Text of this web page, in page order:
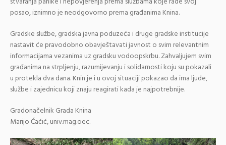
posao, iznimno je neodgovorno prema građanima Knina.
Gradske službe, gradska javna poduzeća i druge gradske institucije
nastavit će pravodobno obavještavati javnost o svim relevantnim
informacijama vezanima uz gradsku vodoopskrbu. Zahvaljujem svim
građanima na strpljenju, razumijevanju i solidarnosti koju su pokazali
u protekla dva dana. Knin je i u ovoj situaciji pokazao da ima ljude,
službe i zajednicu koji znaju reagirati kada je najpotrebnije.
Gradonačelnik Grada Knina
Marijo Ćaćić, univ.mag.oec.